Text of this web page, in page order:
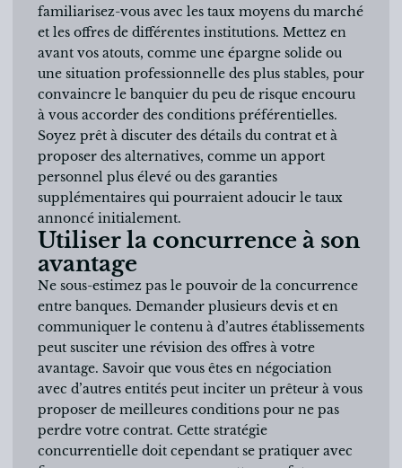
familiarisez-vous avec les taux moyens du marché
et les offres de différentes institutions. Mettez en
avant vos atouts, comme une épargne solide ou
une situation professionnelle des plus stables, pour
convaincre le banquier du peu de risque encouru
à vous accorder des conditions préférentielles.
Soyez prêt à discuter des détails du contrat et à
proposer des alternatives, comme un apport
personnel plus élevé ou des garanties
supplémentaires qui pourraient adoucir le taux
annoncé initialement.
Utiliser la concurrence à son
avantage
Ne sous-estimez pas le pouvoir de la concurrence
entre banques. Demander plusieurs devis et en
communiquer le contenu à d’autres établissements
peut susciter une révision des offres à votre
avantage. Savoir que vous êtes en négociation
avec d’autres entités peut inciter un prêteur à vous
proposer de meilleures conditions pour ne pas
perdre votre contrat. Cette stratégie
concurrentielle doit cependant se pratiquer avec